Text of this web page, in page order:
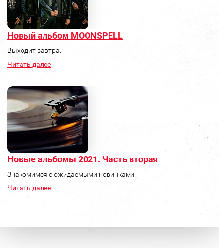
Новый альбом MOONSPELL
Выходит завтра.
Читать далее
Новые альбомы 2021. Часть вторая
Знакомимся с ожидаемыми новинками.
Читать далее